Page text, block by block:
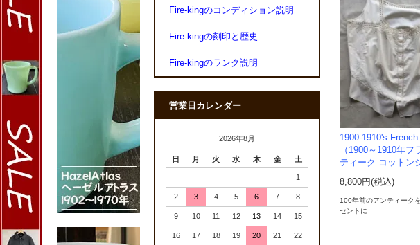
1900-1910's
（1900～1910年フ
ティーク コットン
8,800円(税込)
100年前のアンティーク
セントに
Fire-kingのコンディション説明
Fire-kingの刻印と歴史
Fire-kingのランク説明
営業日カレンダー
2026年8月
日 月 火 水 木 金 土
1
2 3 4 5 6 7 8
9 10 11 12 13 14 15
16 17 18 19 20 21 22